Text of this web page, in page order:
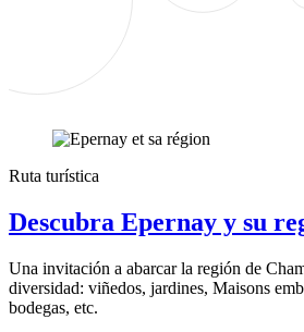
Ruta turística
Descubra Epernay y su
Una invitación a abarcar la región de
diversidad: viñedos, jardines, Maisons
bodegas, etc.